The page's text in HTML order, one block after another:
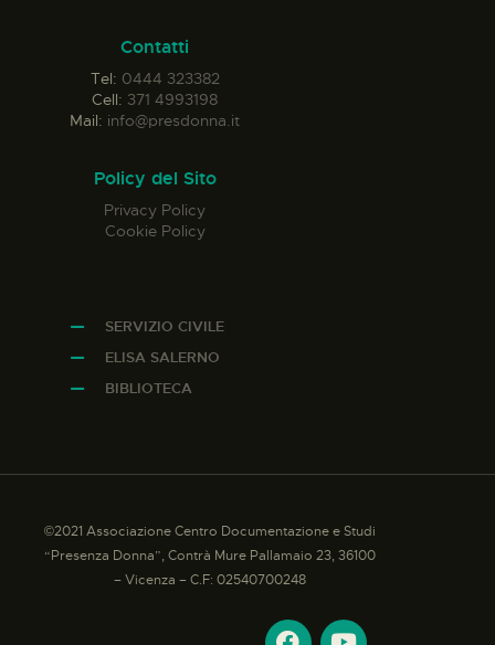
Contatti
Tel: 0444 323382
Cell: 371 4993198
Mail: info@presdonna.it
Policy del Sito
Privacy Policy
Cookie Policy
SERVIZIO CIVILE
ELISA SALERNO
BIBLIOTECA
©2021 Associazione Centro Documentazione e Studi
“Presenza Donna”, Contrà Mure Pallamaio 23, 36100
– Vicenza – C.F: 02540700248